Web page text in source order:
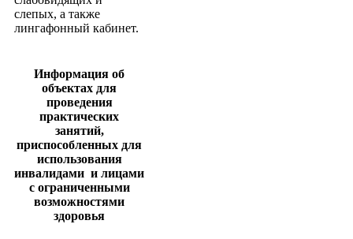
слепых, а также
лингафонный кабинет.
Информация об
объектах для
проведения
практических
занятий,
приспособленных для
использования
инвалидами и лицами
с ограниченными
возможностями
здоровья